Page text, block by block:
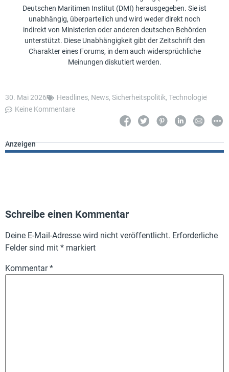
Deutschen Maritimen Institut (DMI) herausgegeben. Sie ist
unabhängig, überparteilich und wird weder direkt noch
indirekt von Ministerien oder anderen deutschen Behörden
unterstützt. Diese Unabhängigkeit gibt der Zeitschrift den
Charakter eines Forums, in dem auch widersprüchliche
Meinungen diskutiert werden.
30. Mai 2026 Headlines, News, Sicherheitspolitik, Technologie
Keine Kommentare
Anzeigen
Schreibe einen Kommentar
Deine E-Mail-Adresse wird nicht veröffentlicht. Erforderliche
Felder sind mit * markiert
Kommentar*